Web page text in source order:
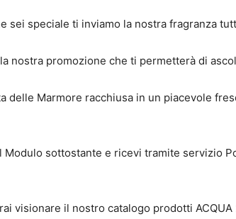
sei speciale ti inviamo la nostra fragranza
nostra promozione che ti permetterà di
delle Marmore racchiusa in un piacevole
Modulo sottostante e ricevi tramite servizio
visionare il nostro catalogo prodotti